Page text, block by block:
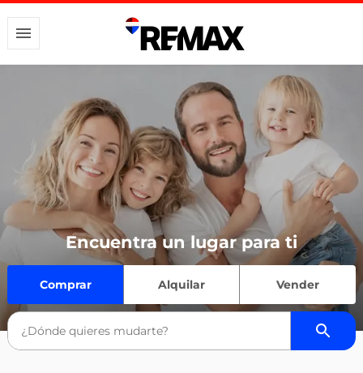
Encuentra un lugar para ti
Comprar Alquilar Vender